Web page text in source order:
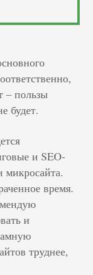
– пользы
будет.
и SEO-
микросайта.
время.
и
труднее,